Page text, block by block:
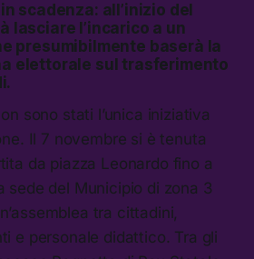
scadenza: all’inizio del
lasciare l’incarico a un
presumibilmente baserà la
elettorale sul trasferimento
sono stati l’unica iniziativa
Il 7 novembre si è tenuta
da piazza Leonardo fino a
sede del Municipio di zona 3
tra cittadini,
e personale didattico. Tra gli